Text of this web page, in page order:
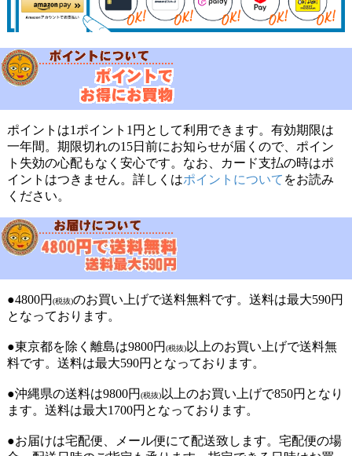
ポイントは1ポイント1円として利用できます。有効期限は
一年間。期限切れの15日前にお知らせが届くので、ポイン
ト失効の心配もなく安心です。なお、カード支払の時はポ
イントはつきません。詳しくはポイントについて をお読み
ください。
●4800円 (税抜)のお買い上げで送料無料です。送料は最大590円
となっております。
●東京都を除く離島は9800円 (税抜)以上のお買い上げで送料無
料です。送料は最大590円となっております。
●沖縄県の送料は9800円 (税抜)以上のお買い上げで850円となり
ます。送料は最大1700円となっております。
●お届けは宅配便、メール便にて配送致します。宅配便の場